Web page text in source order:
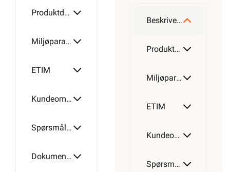
Produktdetaljer
Miljøparametere
ETIM
Kundeomtale
Spørsmål og svar
Dokumentasjon
Beskrivelse
Produktdetaljer
Miljøparametere
ETIM
Kundeomtale
Spørsmål og svar